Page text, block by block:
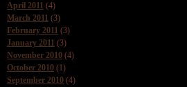
April 2011 (4)
March 2011 (3)
February 2011 (3)
January 2011 (3)
November 2010 (4)
October 2010 (1)
September 2010 (4)